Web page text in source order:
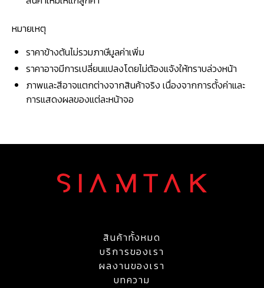
หมายเหตุ
ราคาข้างต้นไม่รวมภาษีมูลค่าเพิ่ม
ราคาอาจมีการเปลี่ยนแปลงโดยไม่ต้องแจ้งให้ทราบล่วงหน้า
ภาพและสีอาจแตกต่างจากสินค้าจริง เนื่องจากการตั้งค่าและ
การแสดงผลของแต่ละหน้าจอ
สินค้าทั้งหมด
บริการของเรา
ผลงานของเรา
บทความ